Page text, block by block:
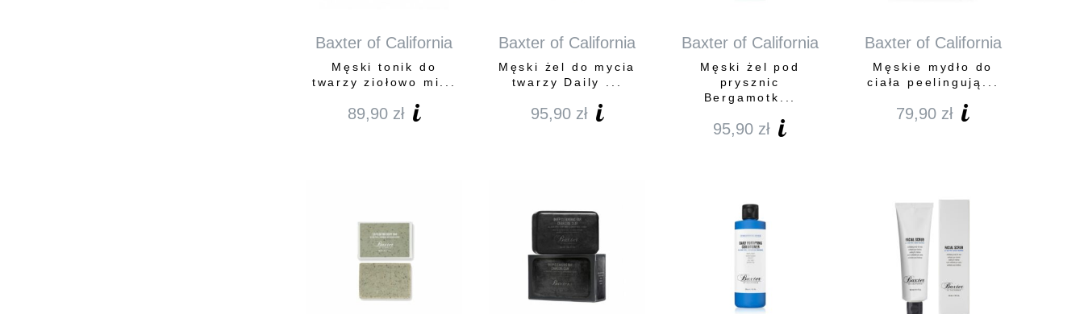
Baxter of California
Męski tonik do
twarzy ziołowo mi...
89,90 zł
Baxter of California
Męski żel do mycia
twarzy Daily ...
95,90 zł
Baxter of California
Męski żel pod
prysznic
Bergamotk...
95,90 zł
Baxter of California
Męskie mydło do
ciała peelingują...
79,90 zł